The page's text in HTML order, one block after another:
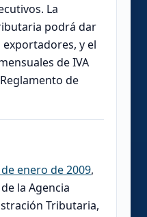
La
podrá dar
exportadores, y el
de IVA
de
enero de 2009,
la Agencia
Tributaria,